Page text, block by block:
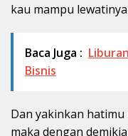
kau mampu
Baca Juga :
Bisnis
Dan yakinkan hatimu
maka dengan